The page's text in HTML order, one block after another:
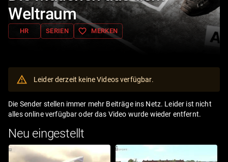
Weltraum
HR SERIEN favorite_border MERKEN
Leider derzeit keine Videos verfügbar.
Die Sender stellen immer mehr Beiträge ins Netz. Leider ist nicht
alles online verfügbar oder das Video wurde wieder entfernt.
Neu eingestellt